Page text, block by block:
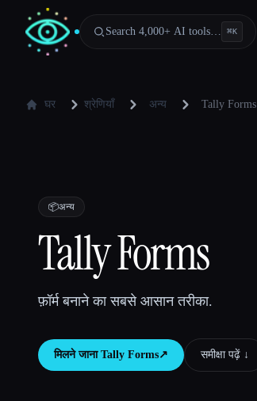
Search 4,000+ AI tools… ⌘K
घर श्रेणियाँ अन्य Tally Forms
📦अन्य
Tally Forms
फ़ॉर्म बनाने का सबसे आसान तरीका.
मिलने जाना Tally Forms↗︎ समीक्षा पढ़ें ↓︎